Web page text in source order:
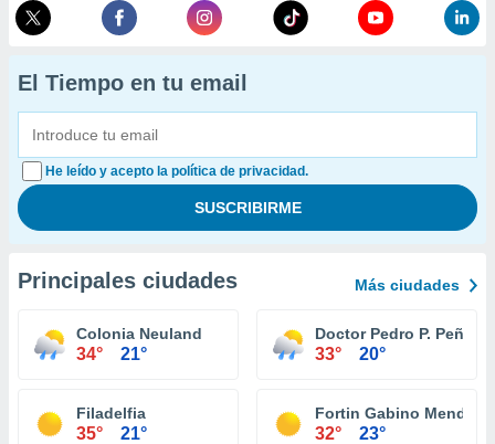
El Tiempo en tu email
He leído y acepto la política de privacidad.
Principales ciudades Más ciudades
Colonia Neuland
34° 21°
Doctor Pedro P. Peña
33° 20°
Filadelfia
35° 21°
Fortin Gabino Mendoza
32° 23°